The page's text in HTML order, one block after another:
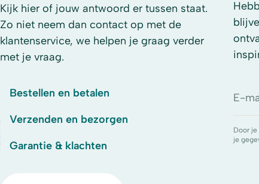
Kijk hier of jouw antwoord er tussen staat.
Zo niet neem dan contact op met de
klantenservice, we helpen je graag verder
met je vraag.
Bestellen en betalen
Verzenden en bezorgen
Garantie & klachten
E-
Door
je